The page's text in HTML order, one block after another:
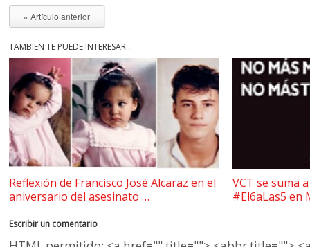
« Artículo anterior
TAMBIÉN TE PUEDE INTERESAR...
Reflexión de Francisco José Alcaraz en el
aniversario del asesinato …
VCT se suma
#El6aLas5 en
Escribir un comentario